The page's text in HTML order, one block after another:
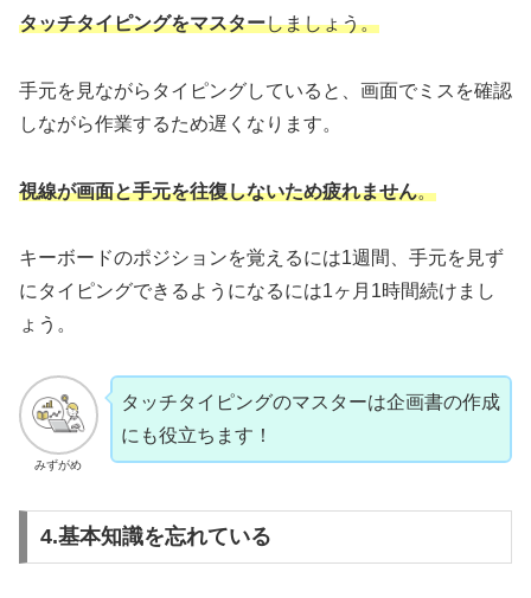
タッチタイピングをマスターしましょう。
手元を見ながらタイピングしていると、画面でミスを確認
しながら作業するため遅くなります。
視線が画面と手元を往復しないため疲れません。
キーボードのポジションを覚えるには1週間、手元を見ず
にタイピングできるようになるには1ヶ月1時間続けまし
ょう。
みずがめ
タッチタイピングのマスターは企画書の作成
にも役立ちます！
4.基本知識を忘れている